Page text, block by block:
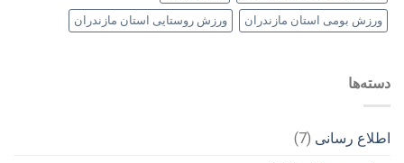
ورزش بومی استان مازندران ورزش روستایی استان مازندران
دسته‌ها
اطلاع رسانی (7)